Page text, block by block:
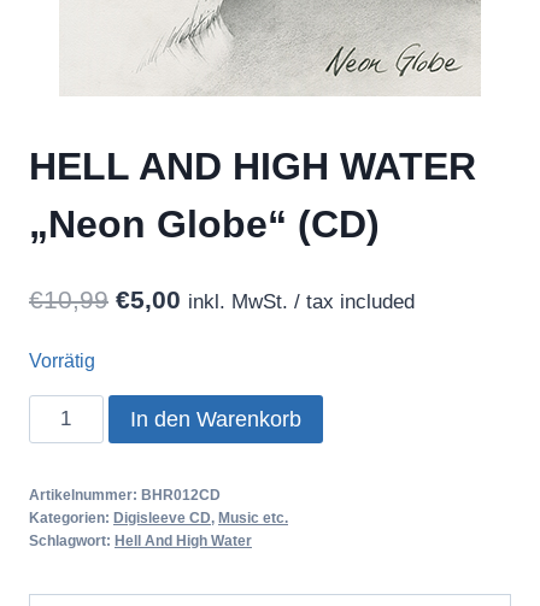
HELL AND HIGH WATER
„Neon Globe“ (CD)
€10,99 Ursprünglicher
€10,99
€5,00 Aktueller
€5,00.
inkl. MwSt. / tax included
Vorrätig
HELL
AND
WATER
„Neon
In den Warenkorb
Artikelnummer: BHR012CD
Kategorien: Digisleeve CD, Music etc.
Schlagwort: Hell And High Water